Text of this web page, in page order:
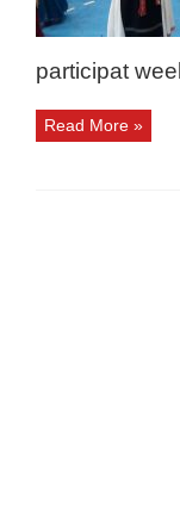
participat
Read More »